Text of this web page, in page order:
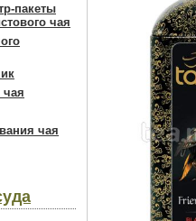
пакеты
чая
чая
чая